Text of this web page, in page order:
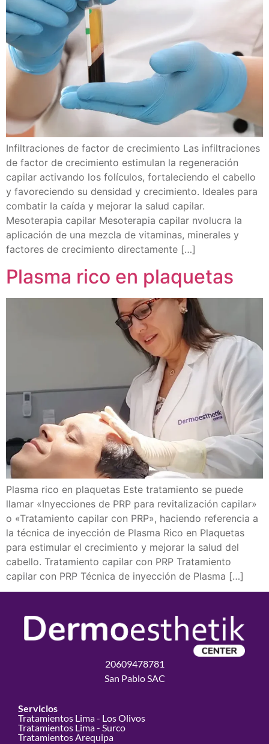
Infiltraciones de factor de crecimiento Las infiltraciones
de factor de crecimiento estimulan la regeneración
capilar activando los folículos, fortaleciendo el cabello
y favoreciendo su densidad y crecimiento. Ideales para
combatir la caída y mejorar la salud capilar.
Mesoterapia capilar Mesoterapia capilar nvolucra la
aplicación de una mezcla de vitaminas, minerales y
factores de crecimiento directamente […]
Plasma rico en plaquetas
Plasma rico en plaquetas Este tratamiento se puede
llamar «Inyecciones de PRP para revitalización capilar»
o «Tratamiento capilar con PRP», haciendo referencia a
la técnica de inyección de Plasma Rico en Plaquetas
para estimular el crecimiento y mejorar la salud del
cabello. Tratamiento capilar con PRP Tratamiento
capilar con PRP Técnica de inyección de Plasma […]
20609478781
San Pablo SAC
Servicios
Tratamientos Lima - Los Olivos
Tratamientos Lima - Surco
Tratamientos Arequipa